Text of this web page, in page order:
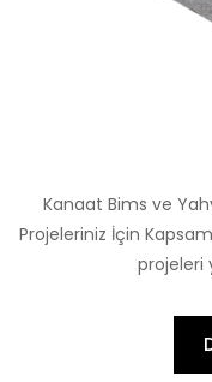
Kanaat Bims ve
Projeleriniz İçin
projeleri